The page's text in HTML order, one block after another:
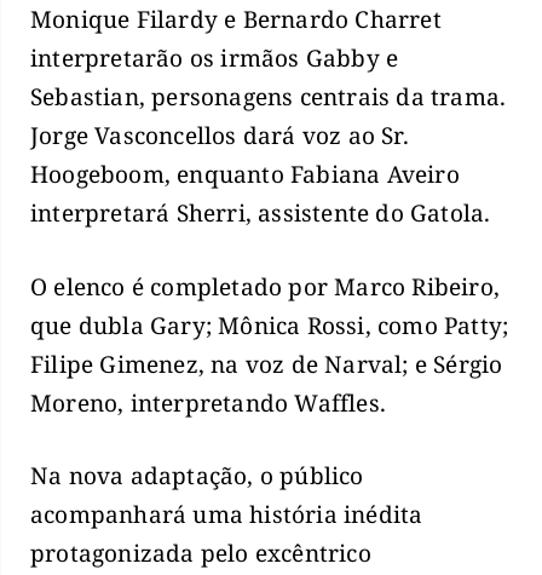
Monique Filardy e Bernardo Charret
interpretarão os irmãos Gabby e
Sebastian, personagens centrais da trama.
Jorge Vasconcellos dará voz ao Sr.
Hoogeboom, enquanto Fabiana Aveiro
interpretará Sherri, assistente do Gatola.
O elenco é completado por Marco Ribeiro,
que dubla Gary; Mônica Rossi, como Patty;
Filipe Gimenez, na voz de Narval; e Sérgio
Moreno, interpretando Waffles.
Na nova adaptação, o público
acompanhará uma história inédita
protagonizada pelo excêntrico